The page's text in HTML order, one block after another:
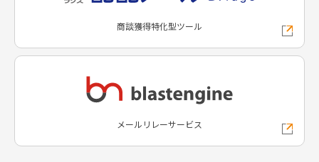
商談獲得特化型ツール
メールリレーサービス